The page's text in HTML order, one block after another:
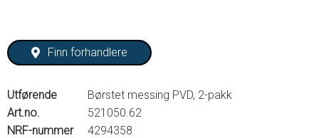
Finn forhandlere
Utførende
Børstet messing PVD, 2-pakk
Art.no.
521050.62
NRF-nummer
4294358